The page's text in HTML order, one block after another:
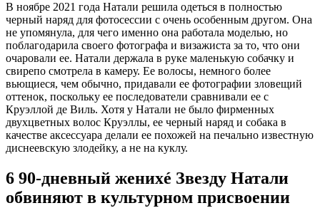
В ноябре 2021 года Натали решила одеться в полностью
черный наряд для фотосессии с очень особенным другом. Она
не упомянула, для чего именно она работала моделью, но
поблагодарила своего фотографа и визажиста за то, что они
очаровали ее. Натали держала в руке маленькую собачку и
свирепо смотрела в камеру. Ее волосы, немного более
вьющиеся, чем обычно, придавали ее фотографии зловещий
оттенок, поскольку ее последователи сравнивали ее с
Круэллой де Виль. Хотя у Натали не было фирменных
двухцветных волос Круэллы, ее черный наряд и собака в
качестве аксессуара делали ее похожей на печально известную
диснеевскую злодейку, а не на куклу.
6 90-дневный женихé Звезду Натали
обвиняют в культурном присвоении